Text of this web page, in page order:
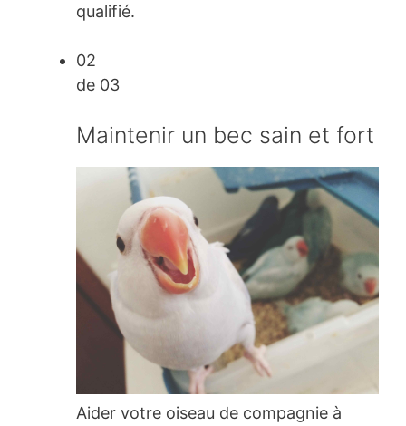
qualifié.
02
de 03
Maintenir un bec sain et fort
Aider votre oiseau de compagnie à